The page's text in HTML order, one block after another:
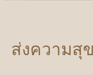
ส่งความสุ